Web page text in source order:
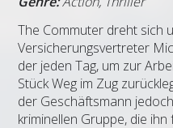
The Commuter dreht sich
Versicherungsvertreter
der jeden Tag, um zur
Stück Weg im Zug
der Geschäftsmann
kriminellen Gruppe, die